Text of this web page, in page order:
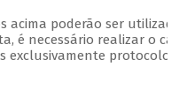
acima poderão ser
é necessário realizar o
exclusivamente protocolos